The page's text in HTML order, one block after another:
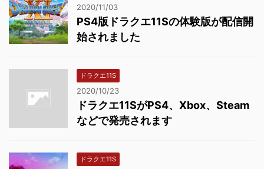
2020/11/03
PS4版ドラクエ11Sの体験版が配信開
始されました
ドラクエ11S
2020/10/23
ドラクエ11SがPS4、Xbox、Steam
などで発売されます
ドラクエ11S